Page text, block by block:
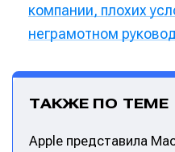
компании, плохих
неграмотном
ТАКЖЕ ПО ТЕМЕ
Apple представила